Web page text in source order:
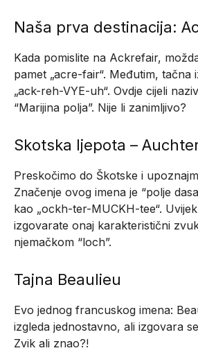
Naša prva destinacija:
Kada pomislite na Ackrefair,
pamet „acre-fair“. Međutim,
„ack-reh-VYE-uh“. Ovdje cijeli
“Marijina polja”. Nije li zanimljivo?
Skotska ljepota –
Preskočimo do Škotske i
Značenje ovog imena je “polje
kao „ockh-ter-MUCKH-tee“.
izgovarate onaj karakteristični
njemačkom “loch”.
Tajna Beaulieu
Evo jednog francuskog imena:
izgleda jednostavno, ali izgovara
Zvik ali znao?!